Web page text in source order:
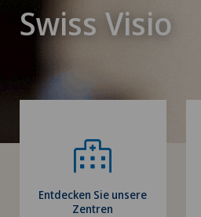
Swiss Visio
Entdecken Sie unsere
Zentren